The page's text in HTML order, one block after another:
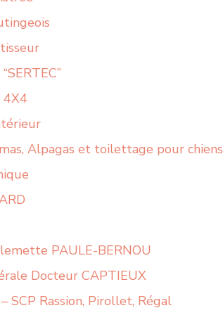
4X4
Alpagas et toilettage pour chiens
PAULE-BERNOU
Docteur CAPTIEUX
SCP Rassion, Pirollet, Régal